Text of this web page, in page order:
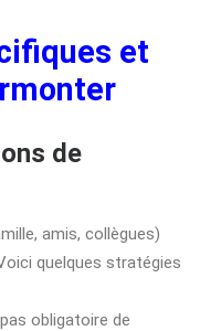
et
de
amis, collègues)
quelques stratégies
obligatoire de